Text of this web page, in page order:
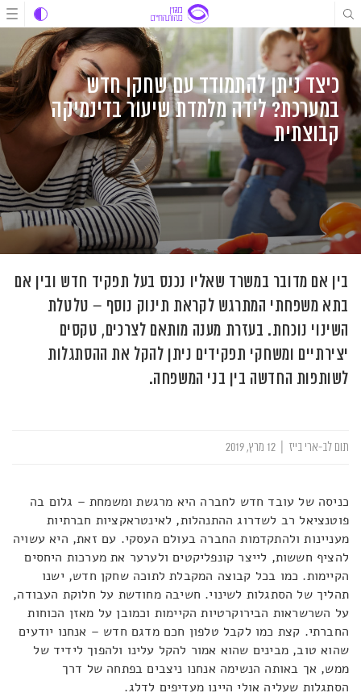
דלג
לתוכן
דלג
לתוכן
דלג
לניווט
כיצד ניתן להתמודד עם שחקן חדש
במערכת? לידה מלמדת שיעור בדינמיקה
קבוצתית
בין אם מדובר במשרד שאליו נכנס בעל תפקיד חדש ובין אם
בתא משפחתי המתרגש לקראת תינוק נוסף – טלטלת
השינוי נוכחת. בעזרת מענה מותאם לצרכים, טקסים
יצירתיים ומשחקי תפקידים ניתן להקל את ההסתגלות
לשותפות החדשה בין בני המשפחה.
תום לב-ארי בייז
כניסה של עובד חדש לחברה היא מרגשת ומשמחת – גלום בה
פוטנציאל רב לשדרוג ההתנהלות, לאינטראקציות חברתיות
מעניינות ולהתקדמות החברה בעולם העסקי. עם זאת, היא עשויה
להציף חששות, לייצר קונפליקטים ולערער את מערכות היחסים
הקיימות. כמו בכל קבוצה המקבלת לתוכה שחקן חדש, ישנו
תהליך של הסתגלות לשינוי. חשיבה מחודשת על חלוקת העבודה,
על השרשראות הבירוקרטיות הקיימות וכמובן על מאזן הכוחות
החברתי. קצת כמו לקבל טלפון חכם מדגם חדש – אנחנו יודעים
שהוא טוב, מבינים שהוא אמור להקל עלינו ולהפוך לידיד של
ממש, אך באותה הנשימה אנחנו ניצבים בפתחה של דרך
הסתגלות שעליה אולי היינו מעדיפים לדלג.